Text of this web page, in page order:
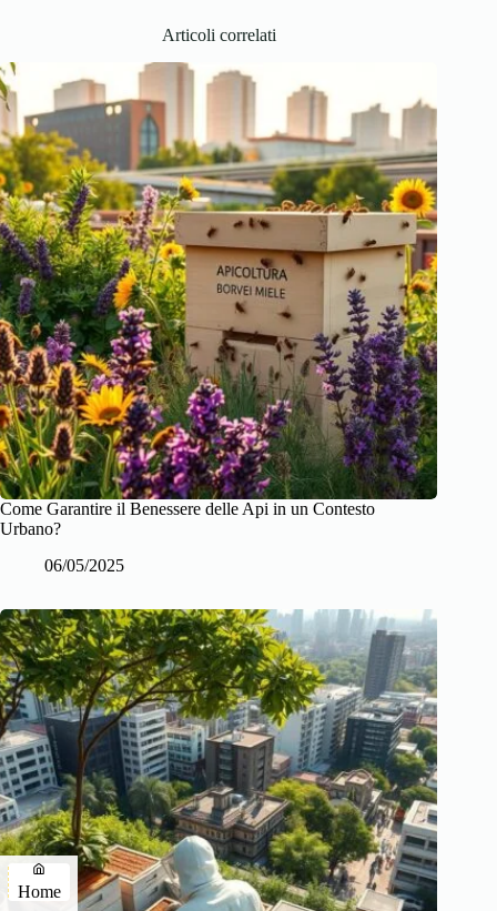
Articoli correlati
Come Garantire il Benessere delle Api in un Contesto
Urbano?
06/05/2025
Home